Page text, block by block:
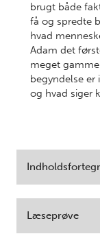
brugt både
få og spredte
hvad
Adam det
meget
begyndelse er
og hvad siger
Læseprøve